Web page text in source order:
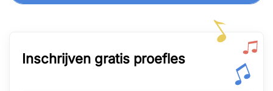
Inschrijven gratis proefles